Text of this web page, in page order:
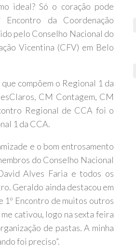
ideal? Só o coração pode
da Coordenação
pelo Conselho Nacional do
Vicentina (CFV) em Belo
compõem o Regional 1 da
CM Contagem, CM
Regional de CCA foi o
1 da CCA.
e o bom entrosamento
do Conselho Nacional
Alves Faria e todos os
Geraldo ainda destacou em
1º Encontro de muitos outros
cativou, logo na sexta feira
de pastas. A minha
foi preciso”.